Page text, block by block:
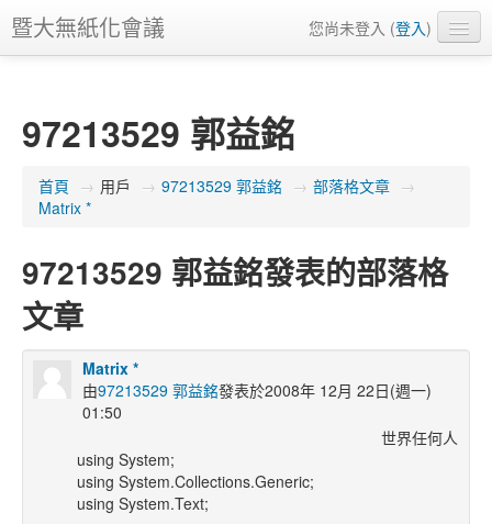
暨大無紙化會議 您尚未登入 (登入)
97213529 郭益銘
首頁 → 用戶 → 97213529 郭益銘 → 部落格文章 →
Matrix *
97213529 郭益銘發表的部落格
文章
Matrix *
由97213529 郭益銘發表於2008年 12月 22日(週一)
01:50
世界任何人
using System;
using System.Collections.Generic;
using System.Text;